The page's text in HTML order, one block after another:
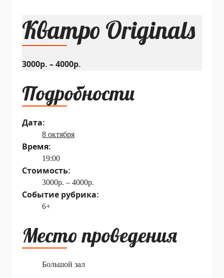
Кватро Originals
3000р. – 4000р.
Подробности
Дата:
8 октября
Время:
19:00
Стоимость:
3000р. – 4000р.
Событие рубрика:
6+
Место проведения
Большой зал